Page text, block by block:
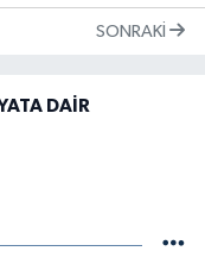
SONRAKI
DAİR